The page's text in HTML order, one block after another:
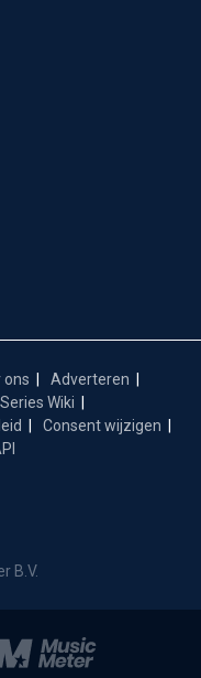
ons
Adverteren
Series Wiki
Consent wijzigen
B.V.